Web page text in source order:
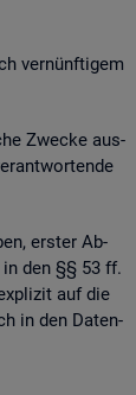
ver­nünf­ti­gem
Zwe­cke aus­
ers­ter Ab­
den §§ 53 ff.
auf die
in den Da­ten­